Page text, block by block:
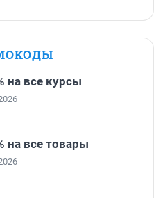
на все курсы
на все товары